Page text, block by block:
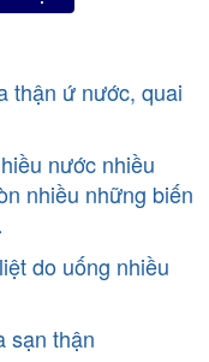
thận ứ nước, quai
nước nhiều
nhiều những biến
do uống nhiều
sạn thận